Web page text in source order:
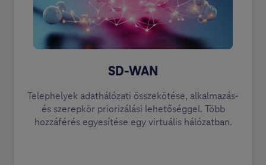
SD-WAN
Telephelyek adathálózati összekötése, alkalmazás-
és szerepkör priorizálási lehetőséggel. Több
hozzáférés egyesítése egy virtuális hálózatban.